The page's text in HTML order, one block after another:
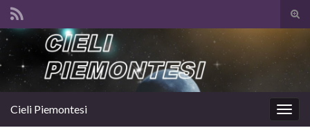
il
Search for:
la
Cieli Piemontesi